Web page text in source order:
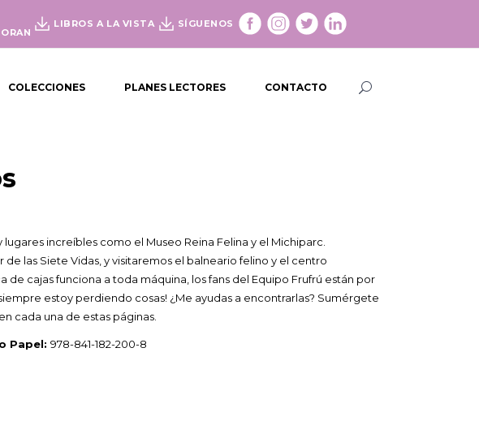
LIBROS A LA VISTA SÍGUENOS
COLECCIONES PLANES LECTORES CONTACTO
increíbles como el Museo Reina Felina y el Michiparc.
las Siete Vidas, y visitaremos el balneario felino y el centro
cajas funciona a toda máquina, los fans del Equipo Frufrú están por
estoy perdiendo cosas! ¿Me ayudas a encontrarlas? Sumérgete
cada una de estas páginas.
Papel: 978-841-182-200-8